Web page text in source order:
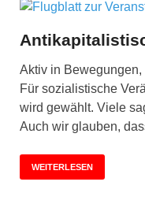
Aktiv in
Für sozialistische
wird gewählt. Viele
Auch wir glauben,
WEITERLESEN